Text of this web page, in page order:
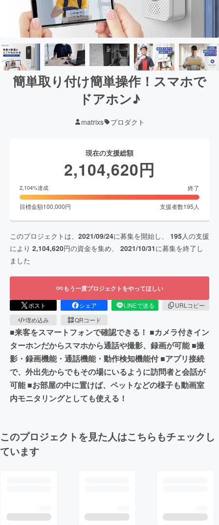
簡単取り付け簡単操作！スマホで
ドアホン♪
matrixs プロダクト
現在の支援総額
2,104,620円
2,104%達成 終了
目標金額100,000円 支援者数195 人
このプロジェクトは、 2021/09/24に募集を開始し、 195人の支援
により 2,104,620円の資金を集め、 2021/10/31に募集を終了し
ました
もう一度プロジェクトをやってほしい
ポスト シェア LINEで送る
URLコピー
埋め込み
QRコード
■来客をスマートフォンで確認できる！ ■カメラ付きイン
ターホンだからスマホから通話や撮影、録画が可能 ■撮
影・録画機能・通話機能・動作検知機能付 ■アプリ接続
で、外出先からでもその場にいるように訪問者と会話が
可能 ■お部屋の中に置けば、ペットなどの様子も動画室
内モニタリングとしても使える！
このプロジェクトを見た人はこちらもチェックし
ています